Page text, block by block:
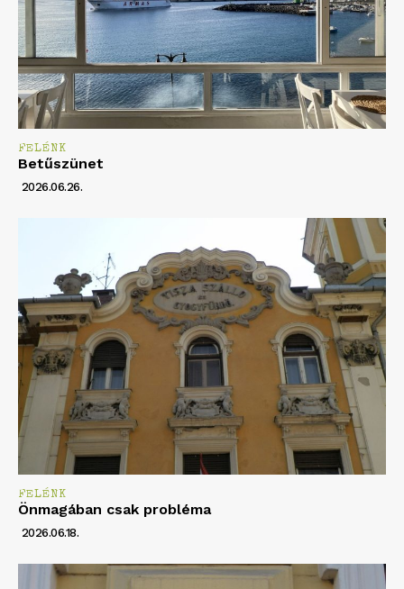
FELÉNK
Betűszünet
2026.06.26.
FELÉNK
Önmagában csak probléma
2026.06.18.